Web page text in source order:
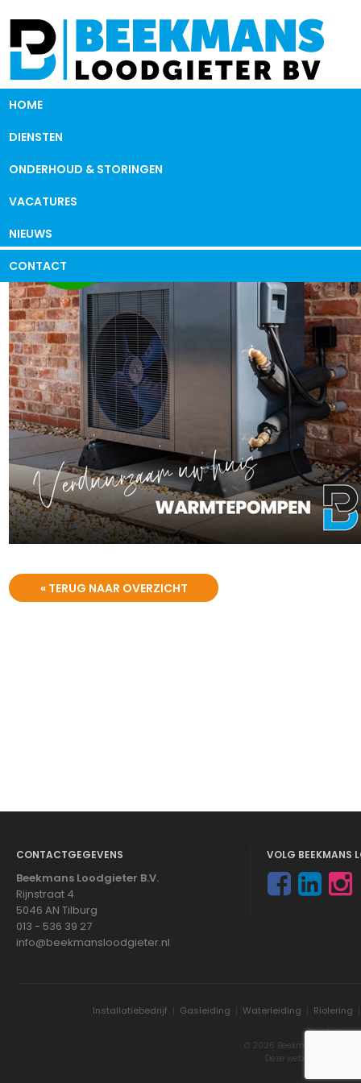
HOME
DIENSTEN
ONDERHOUD & STORINGEN
VACATURES
NIEUWS
CONTACT
« TERUG NAAR OVERZICHT
CONTACTGEGEVENS
Beekmans Loodgieter B.V.
Rijnstraat 4
5046 AN Tilburg
013 - 536 39 27
info@beekmansloodgieter.nl
VOLG BEEKMANS
Installatiebedrijf | Gasleiding | Waterleiding | Riolering
Disclaimer
© 2026 Beekmans
Deze website is